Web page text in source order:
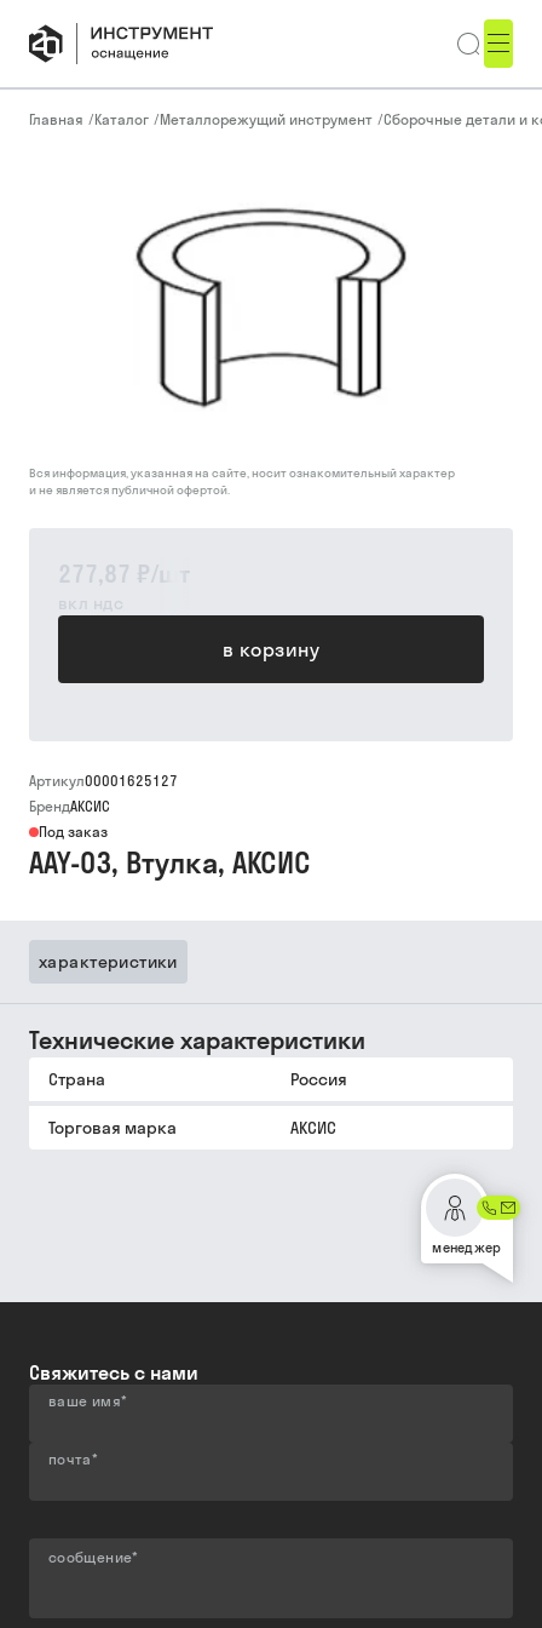
Главная /Каталог /Металлорежущий инструмент /Сборочные детали и
277,87 ₽/ шт
вкл ндс
в корзину
Вся информация, указанная на сайте, носит ознакомительный характер
и не является публичной офертой.
Артикул00001625127
БрендАКСИС
Под заказ
AAY-03, Втулка, АКСИС
характеристики
Технические характеристики
Страна Россия
Торговая марка АКСИС
менеджер
Свяжитесь с нами
ваше имя*
почта*
сообщение*